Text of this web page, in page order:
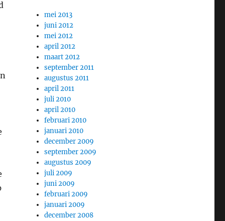
mei 2013
juni 2012
mei 2012
april 2012
maart 2012
september 2011
augustus 2011
april 2011
juli 2010
april 2010
februari 2010
januari 2010
december 2009
september 2009
augustus 2009
juli 2009
juni 2009
februari 2009
januari 2009
december 2008